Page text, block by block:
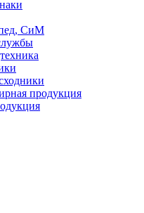
СиМ
продукция